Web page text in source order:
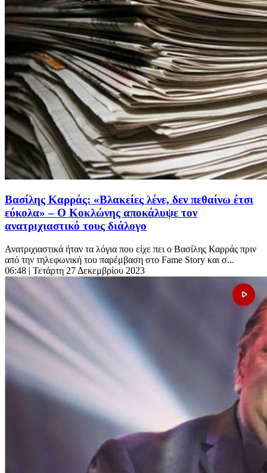
Βασίλης Καρράς: «Βλακείες λένε, δεν πεθαίνω έτσι
εύκολα» – Ο Κοκλώνης αποκάλυψε τον
ανατριχιαστικό τους διάλογο
Ανατριχιαστικά ήταν τα λόγια που είχε πει ο Βασίλης Καρράς πριν
από την τηλεφωνική του παρέμβαση στο Fame Story και σ...
06:48 | Τετάρτη 27 Δεκεμβρίου 2023